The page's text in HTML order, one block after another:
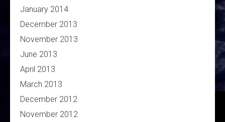
January 2014
December 2013
November 2013
June 2013
April 2013
March 2013
December 2012
November 2012